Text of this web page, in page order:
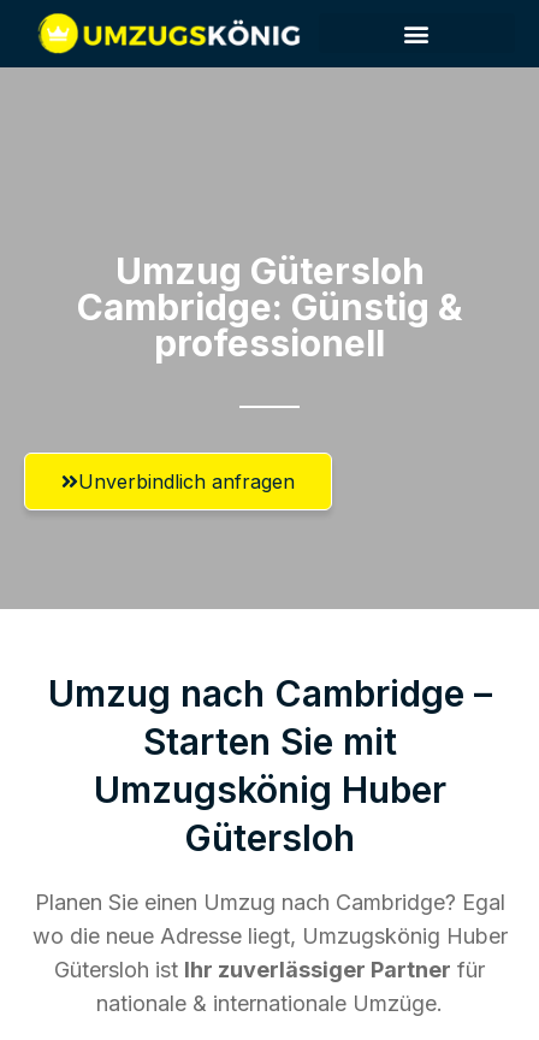
Umzug Gütersloh​
Cambridge: Günstig &
professionell​
Unverbindlich anfragen
Umzug nach Cambridge –
Starten Sie mit
Umzugskönig Huber
Gütersloh
Planen Sie einen Umzug nach Cambridge? Egal
wo die neue Adresse liegt, Umzugskönig Huber
Gütersloh ist Ihr zuverlässiger Partner für
nationale & internationale Umzüge.